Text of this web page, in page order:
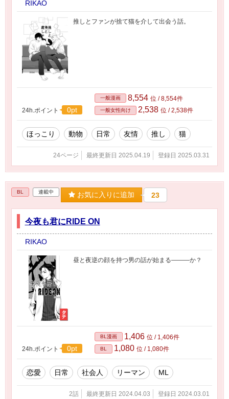
RIKAO
推しとファンが捨て猫を介して出会う話。
24h.ポイント 0pt
一般漫画 8,554 位 / 8,554件
一般女性向け 2,538 位 / 2,538件
ほっこり 動物 日常 友情 推し 猫
24ページ 最終更新日 2025.04.19 登録日 2025.03.31
BL 連載中 お気に入りに追加 23
今夜も君にRIDE ON
RIKAO
昼と夜逆の顔を持つ男の話が始まる―――か？
24h.ポイント 0pt
BL漫画 1,406 位 / 1,406件
BL 1,080 位 / 1,080件
恋愛 日常 社会人 リーマン ML
2話 最終更新日 2024.04.03 登録日 2024.03.01